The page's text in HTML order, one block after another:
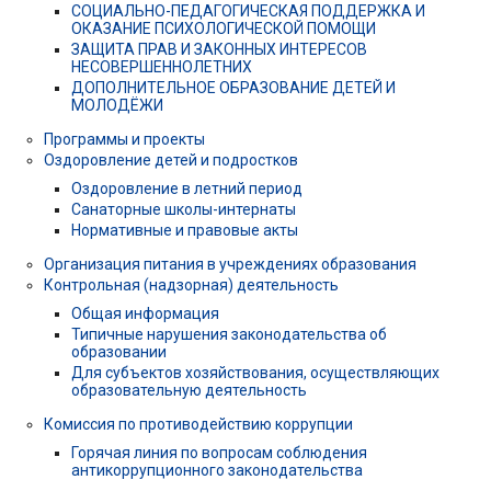
СОЦИАЛЬНО-ПЕДАГОГИЧЕСКАЯ ПОДДЕРЖКА И
ОКАЗАНИЕ ПСИХОЛОГИЧЕСКОЙ ПОМОЩИ
ЗАЩИТА ПРАВ И ЗАКОННЫХ ИНТЕРЕСОВ
НЕСОВЕРШЕННОЛЕТНИХ
ДОПОЛНИТЕЛЬНОЕ ОБРАЗОВАНИЕ ДЕТЕЙ И
МОЛОДЁЖИ
Программы и проекты
Оздоровление детей и подростков
Оздоровление в летний период
Санаторные школы-интернаты
Нормативные и правовые акты
Организация питания в учреждениях образования
Контрольная (надзорная) деятельность
Общая информация
Типичные нарушения законодательства об
образовании
Для субъектов хозяйствования, осуществляющих
образовательную деятельность
Комиссия по противодействию коррупции
Горячая линия по вопросам соблюдения
антикоррупционного законодательства